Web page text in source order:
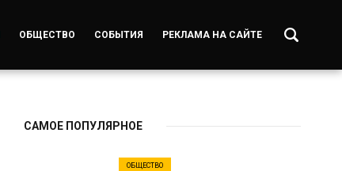
ОБЩЕСТВО СОБЫТИЯ РЕКЛАМА НА САЙТЕ
САМОЕ ПОПУЛЯРНОЕ
ОБЩЕСТВО